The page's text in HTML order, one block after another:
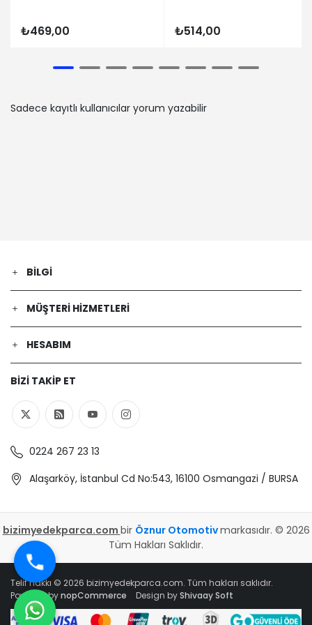
RENAULT | 19 II (B/C53_) | 1.4 (Benzin)
- 59 Kw 80 Ps | 1992-01-01 / 1995-12-
RENAULT | 19 II (B/C53_) | 1.8 16V
RENAULT | 19 I Chamade (L53_) | 1.7
RENAULT | 19 II Kasa/eğik arka (S53_) |
1.4 (Benzin) - 59 Kw 80 Ps | 1992-03-
01 / 1995-12-01
(Benzin) - 55 Kw 75 Ps | 1992-01-01 /
1995-12-01
RENAULT | 19 II Chamade (L53_) | 1.8
RENAULT | 19 II Cabriolet (D53_, 853_) |
RENAULT | 19 I (B/C53_) | 1.8 16V
(B/C53D) (Benzin) - 99 Kw 135 Ps |
1989-06-01 / 1992-04-01
RENAULT | 19 I (B/C53_) | 1.4 (Benzin) -
59 Kw 80 Ps | 1988-01-01 / 1992-12-01
RENAULT | 19 II (B/C53_) | 1.8 (5/353F,
B/C538) (Benzin) - 79 Kw 107 Ps |
₺469,00 ₺514,00
Sadece kayıtlı kullanıcılar yorum yazabilir
BILGI
MÜŞTERI HIZMETLERI
HESABIM
BIZI TAKIP ET
0224 267 23 13
Alaşarköy, İstanbul Cd No:543, 16100 Osmangazi / BURSA
bizimyedekparca.com bir Öznur Otomotivmarkasıdır. © 2026
Tüm Hakları Saklıdır.
Telif hakkı © 2026 bizimyedekparca.com. Tüm hakları saklıdır.
Powered bynopCommerce Design byShivaay Soft